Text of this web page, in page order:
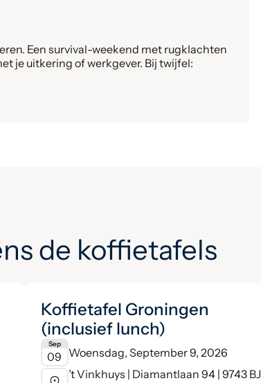
Een survival-weekend met rugklachten
je uitkering of werkgever. Bij twijfel:
de koffietafels
Koffietafel Groningen
(inclusief lunch)
Sep
09 Woensdag, September 9, 2026
’t Vinkhuys | Diamantlaan 94 | 9743 BJ